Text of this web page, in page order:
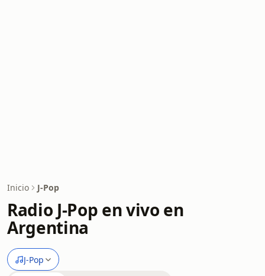
Inicio J-Pop
Radio J-Pop en vivo en
Argentina
J-Pop